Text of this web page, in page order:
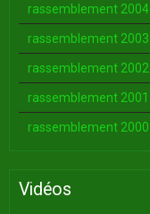
rassemblement 2004
rassemblement 2003
rassemblement 2002
rassemblement 2001
rassemblement 2000
Vidéos